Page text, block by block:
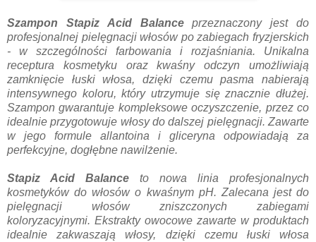
Szampon Stapiz Acid Balanceprzeznaczony jest do
profesjonalnej pielęgnacji włosów po zabiegach fryzjerskich
- w szczególności farbowania i rozjaśniania. Unikalna
receptura kosmetyku oraz kwaśny odczyn umożliwiają
zamknięcie łuski włosa, dzięki czemu pasma nabierają
intensywnego koloru, który utrzymuje się znacznie dłużej.
Szampon gwarantuje kompleksowe oczyszczenie, przez co
idealnie przygotowuje włosy do dalszej pielęgnacji. Zawarte
w jego formule allantoina i gliceryna odpowiadają za
perfekcyjne, dogłębne nawilżenie.
Stapiz Acid Balance to nowa linia profesjonalnych
kosmetyków do włosów o kwaśnym pH. Zalecana jest do
pielęgnacji włosów zniszczonych zabiegami
koloryzacyjnymi. Ekstrakty owocowe zawarte w produktach
idealnie zakwaszają włosy, dzięki czemu łuski włosa